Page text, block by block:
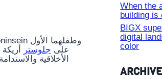
Izzo على جلوستر
الأخلاقية
When the
building is
BIGX
digital
color